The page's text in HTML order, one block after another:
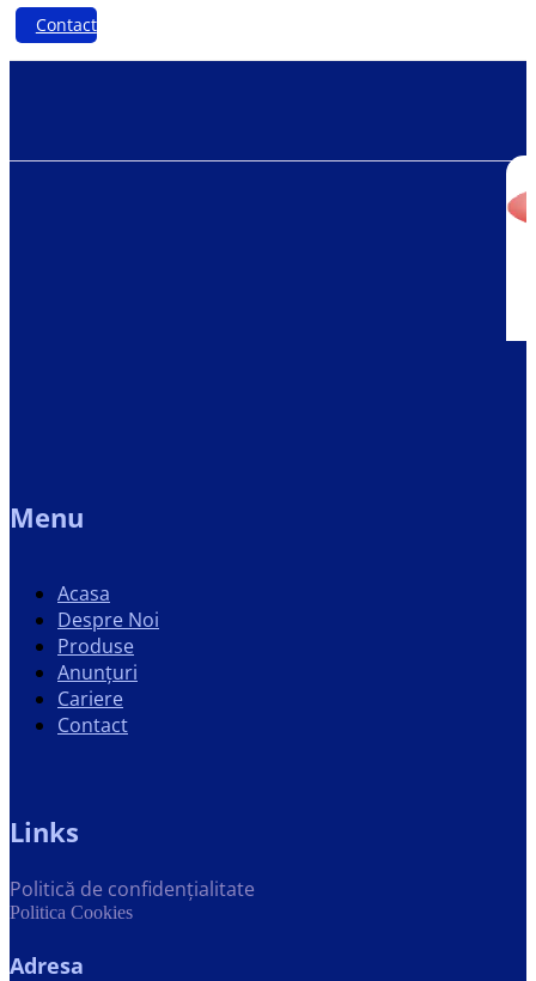
Contact
Menu
Acasa
Despre Noi
Produse
Anunțuri
Cariere
Contact
Links
Politică de confidențialitate
Politica Cookies
Adresa